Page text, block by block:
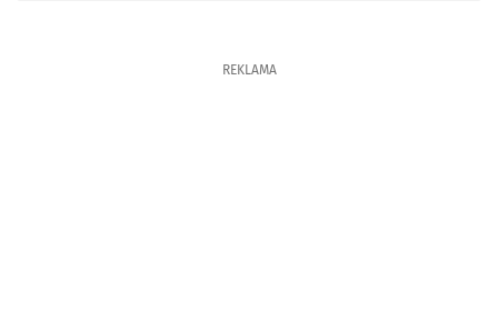
REKLAMA